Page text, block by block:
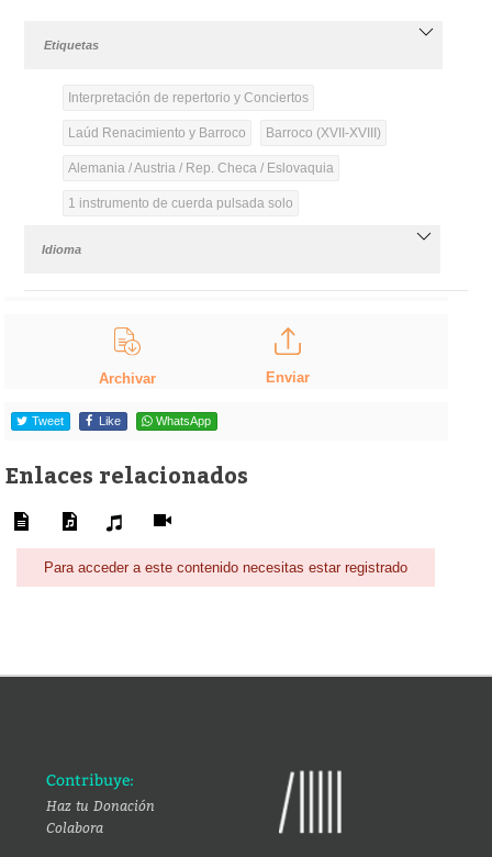
Etiquetas
Interpretación de repertorio y Conciertos
Laúd Renacimiento y Barroco Barroco (XVII-XVIII)
Alemania / Austria / Rep. Checa / Eslovaquia
1 instrumento de cuerda pulsada solo
Idioma
Archivar Enviar
Tweet Like WhatsApp
Enlaces relacionados
Para acceder a este contenido necesitas estar registrado
Contribuye:
Haz tu Donación
Colabora